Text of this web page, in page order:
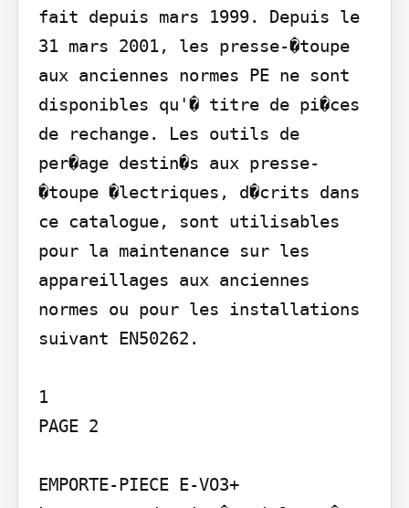
fait depuis mars 1999. Depuis le
31 mars 2001, les presse-�toupe
aux anciennes normes PE ne sont
disponibles qu'� titre de pi�ces
de rechange. Les outils de
per�age destin�s aux presse-
�toupe �lectriques, d�crits dans
ce catalogue, sont utilisables
pour la maintenance sur les
appareillages aux anciennes
normes ou pour les installations
suivant EN50262.
1
PAGE 2
EMPORTE-PIECE E-VO3+